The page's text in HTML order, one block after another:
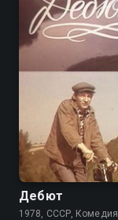
6.9
Дебют
1978, СССР, Комедия